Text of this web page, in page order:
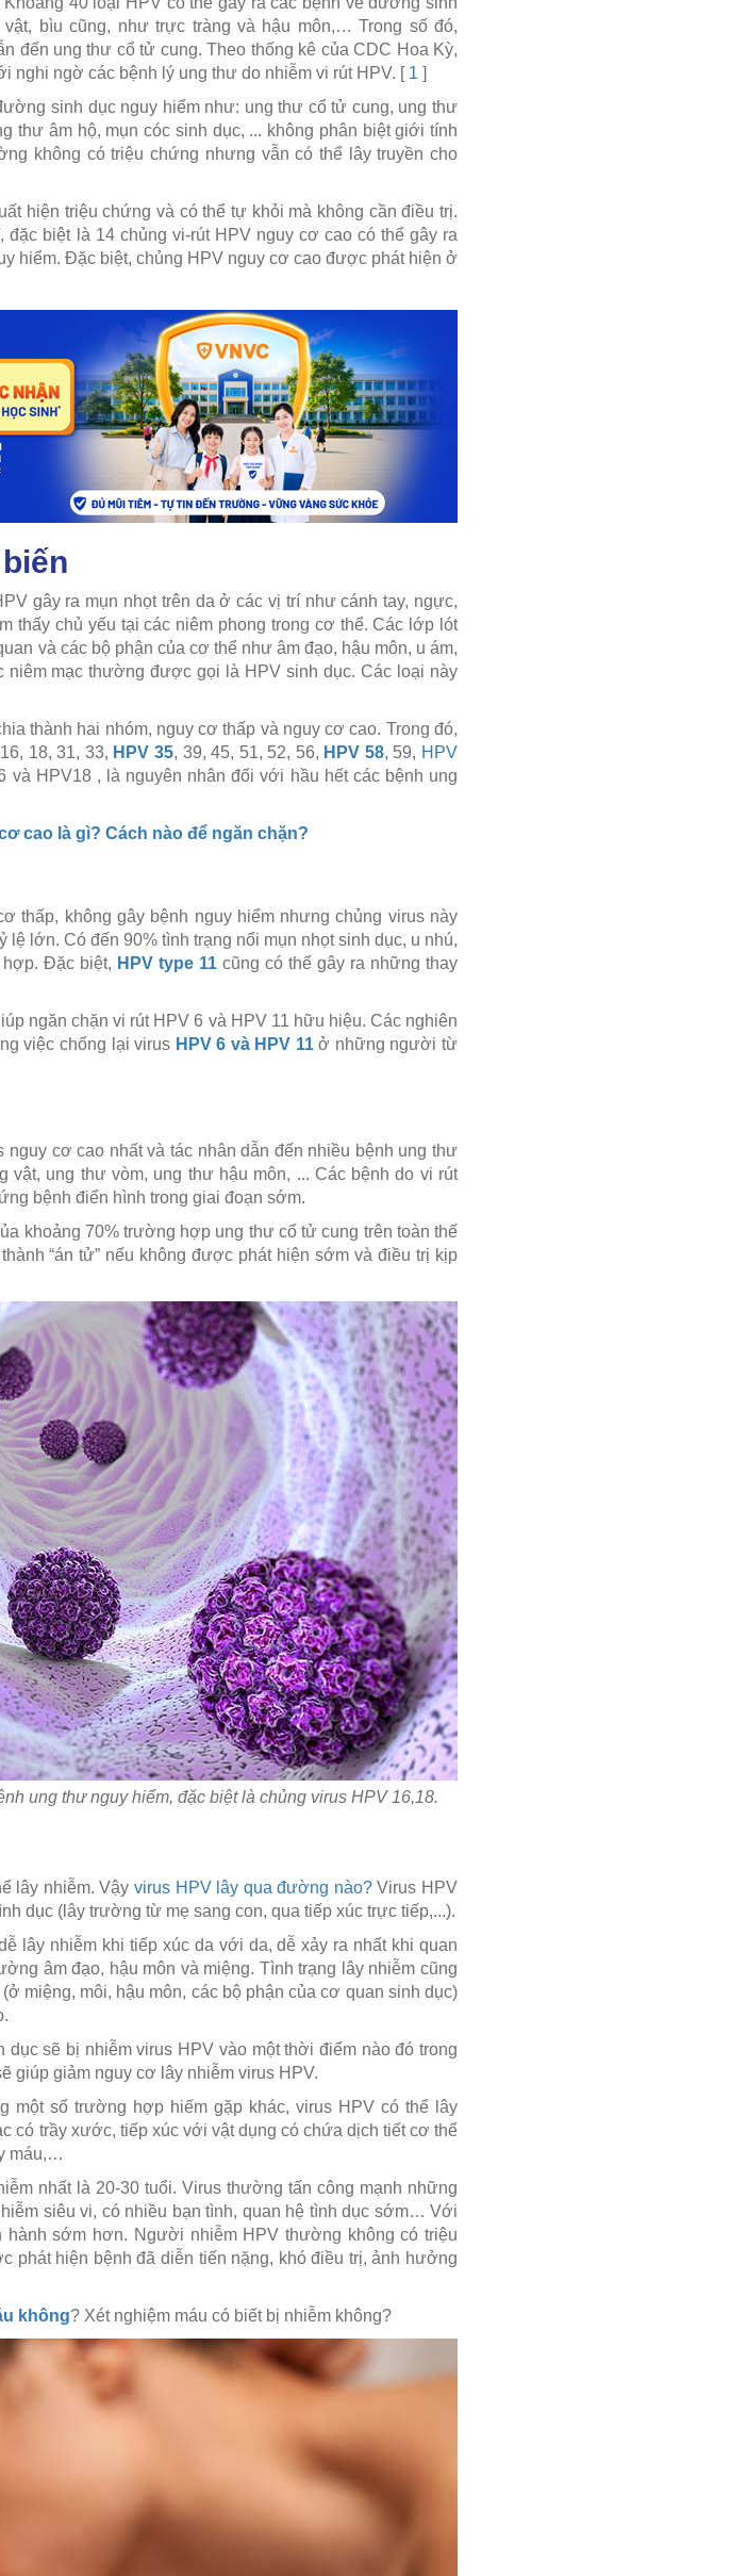
bìu cũng, như trực tràng và hậu môn,… Trong số đó,
đến ung thư cổ tử cung.Theo thống kê của CDC Hoa Kỳ,
nghi ngờ các bệnh lý ung thư do nhiễm vi rút HPV. [ 1 ]
sinh dục nguy hiểm như: ung thư cổ tử cung, ung thư
thư âm hộ, mụn cóc sinh dục, ... không phân biệt giới tính
không có triệu chứng nhưng vẫn có thể lây truyền cho
hiện triệu chứng và có thể tự khỏi mà không cần điều trị.
biệt là 14 chủng vi-rút HPV nguy cơ cao có thể gây ra
hiểm. Đặc biệt, chủng HPV nguy cơ cao được phát hiện ở
gây ra mụn nhọt trên da ở các vị trí như cánh tay, ngực,
thấy chủ yếu tại các niêm phong trong cơ thể. Các lớp lót
và các bộ phận của cơ thể như âm đạo, hậu môn, u ám,
niêm mạc thường được gọi là HPV sinh dục. Các loại này
thành hai nhóm, nguy cơ thấp và nguy cơ cao. Trong đó,
18, 31, 33, HPV 35, 39, 45, 51, 52, 56, HPV 58, 59, HPV
và HPV18 , là nguyên nhân đối với hầu hết các bệnh ung
cao là gì? Cách nào để ngăn chặn?
thấp, không gây bệnh nguy hiểm nhưng chủng virus này
lệ lớn. Có đến 90% tình trạng nổi mụn nhọt sinh dục, u nhú,
hợp.Đặc biệt, HPV type 11 cũng có thể gây ra những thay
ngăn chặn vi rút HPV 6 và HPV 11 hữu hiệu. Các nghiên
việc chống lại virus HPV 6 và HPV 11ở những người từ
cơ cao nhất và tác nhân dẫn đến nhiều bệnh ung thư
ung thư vòm, ung thư hậu môn, ... Các bệnh do vi rút
bệnh điển hình trong giai đoạn sớm.
khoảng 70% trường hợp ung thư cổ tử cung trên toàn thế
“án tử” nếu không được phát hiện sớm và điều trị kịp
ung thư nguy hiểm, đặc biệt là chủng virus HPV 16,18.
lây nhiễm. Vậyvirus HPV lây qua đường nào?Virus HPV
dục (lây trường từ mẹ sang con, qua tiếp xúc trực tiếp,...).
lây nhiễm khi tiếp xúc da với da, dễ xảy ra nhất khi quan
âm đạo, hậu môn và miệng. Tình trạng lây nhiễm cũng
miệng, môi, hậu môn, các bộ phận của cơ quan sinh dục)
sẽ bị nhiễm virus HPV vào một thời điểm nào đó trong
giúp giảm nguy cơ lây nhiễm virus HPV.
một số trường hợp hiếm gặp khác, virus HPV có thể lây
có trầy xước, tiếp xúc với vật dụng có chứa dịch tiết cơ thể
máu,…
nhất là 20-30 tuổi. Virus thường tấn công mạnh những
siêu vi, có nhiều bạn tình, quan hệ tình dục sớm… Với
sớm hơn. Người nhiễm HPV thường không có triệu
phát hiện bệnh đã diễn tiến nặng, khó điều trị, ảnh hưởng
không? Xét nghiệm máu có biết bị nhiễm không?